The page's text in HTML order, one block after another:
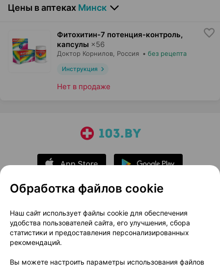
Цены в аптеках Минск
Фитохитин-7 потенция-контроль,
капсулы ×56
Доктор Корнилов, Россия • без рецепта
Инструкция
Нет в продаже
О проекте
Новости проекта
Размещение рекламы
Медицинский маркетинг
Публичный договор
Доставка
Способы оплаты
Вакансии Партнеры
Обработка файлов cookie
Наш сайт использует файлы cookie для обеспечения
удобства пользователей сайта, его улучшения, сбора
статистики и предоставления персонализированных
рекомендаций.
Вы можете настроить параметры использования файлов